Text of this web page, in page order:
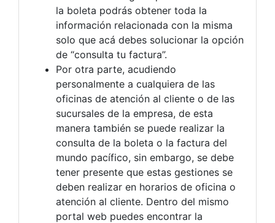
la boleta podrás obtener toda la
información relacionada con la misma
solo que acá debes solucionar la opción
de “consulta tu factura”.
Por otra parte, acudiendo
personalmente a cualquiera de las
oficinas de atención al cliente o de las
sucursales de la empresa, de esta
manera también se puede realizar la
consulta de la boleta o la factura del
mundo pacífico, sin embargo, se debe
tener presente que estas gestiones se
deben realizar en horarios de oficina o
atención al cliente. Dentro del mismo
portal web puedes encontrar la